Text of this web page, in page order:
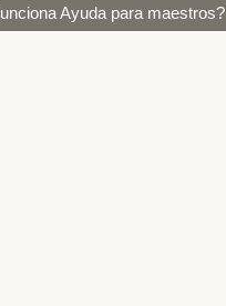
Ayuda para maestros?